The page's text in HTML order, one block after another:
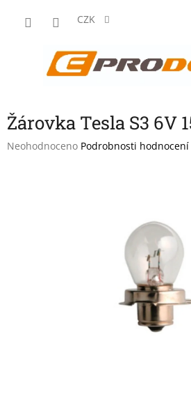
CZK
Žárovka Tesla S3 6V
Průměrné
Neohodnoceno Podrobnosti hodnocení